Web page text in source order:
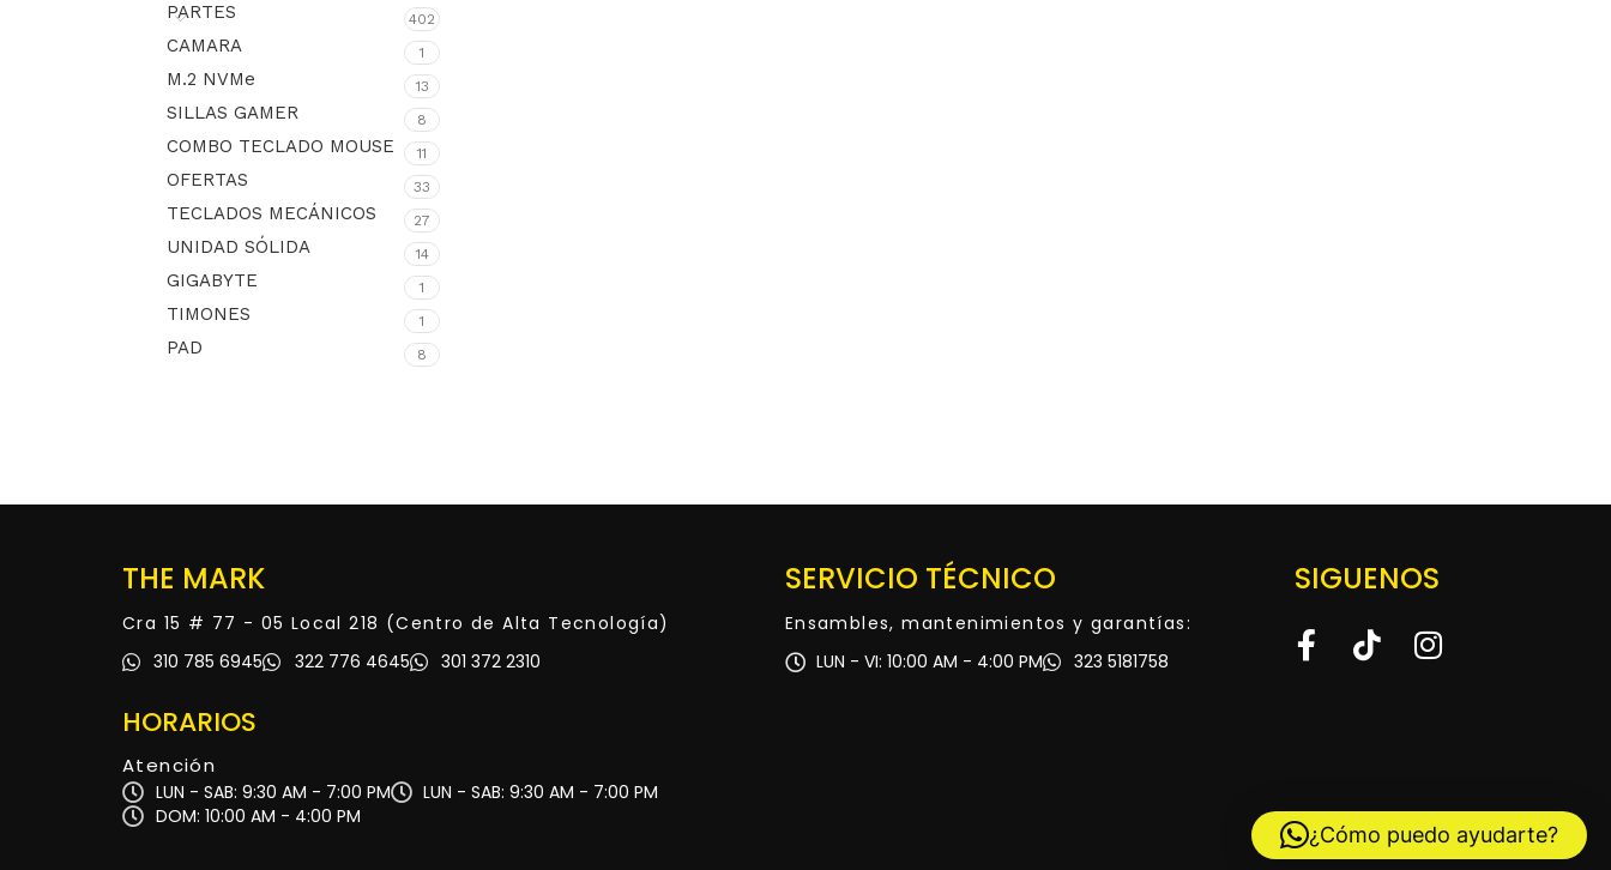
PARTES 402
CAMARA 1
M.2 NVMe 13
SILLAS GAMER 8
COMBO TECLADO MOUSE 11
OFERTAS 33
TECLADOS MECÁNICOS 27
UNIDAD SÓLIDA 14
GIGABYTE 1
TIMONES 1
PAD 8
THE MARK
Cra 15 # 77 - 05 Local 218 (Centro de Alta Tecnología)
310 785 6945
322 776 4645 301 372 2310
HORARIOS
Atención
LUN - SAB: 9:30 AM - 7:00 PM
LUN - SAB: 9:30 AM - 7:00 PM
DOM: 10:00 AM - 4:00 PM
SERVICIO TÉCNICO
Ensambles, mantenimientos y garantías:
LUN - VI: 10:00 AM - 4:00 PM
323 5181758
SIGUENOS
¿Cómo puedo ayudarte?